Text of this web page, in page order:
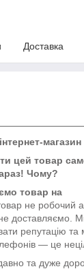
Доставка
цей товар
Чому?
товар на
не робочий
доставляємо.
репутацію та
— це
та дуже